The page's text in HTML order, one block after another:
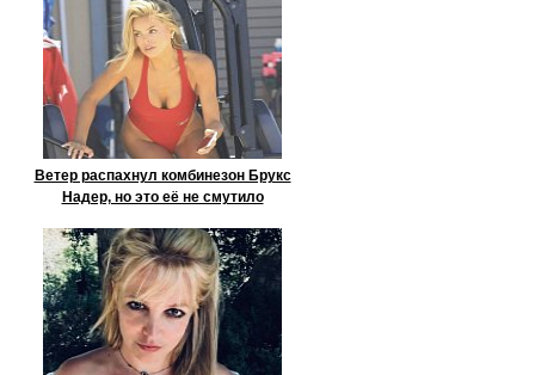
Ветер распахнул комбинезон Брукс
Надер, но это её не смутило